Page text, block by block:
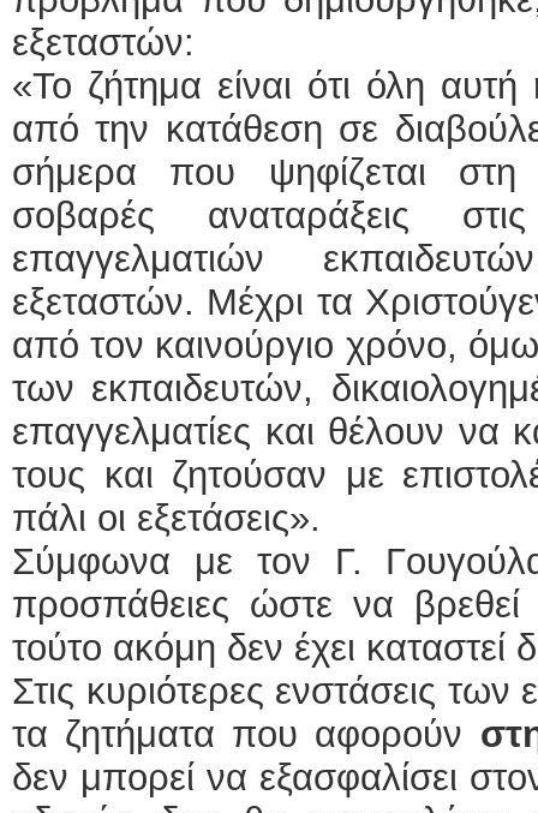
εξεταστών:
«Το ζήτημα είναι ότι όλη
από την κατάθεση σε
σήμερα που ψηφίζεται στη
σοβαρές αναταράξεις
επαγγελματιών
εξεταστών. Μέχρι τα
από τον καινούργιο χρόνο,
των εκπαιδευτών,
επαγγελματίες και θέλουν να
τους και ζητούσαν με
πάλι οι εξετάσεις».
Σύμφωνα με τον Γ.
προσπάθειες ώστε να
τούτο ακόμη δεν έχει καταστεί
Στις κυριότερες ενστάσεις
τα ζητήματα που αφορούν
δεν μπορεί να εξασφαλίσει